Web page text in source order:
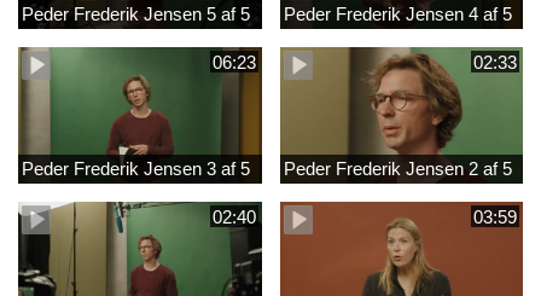
Peder Frederik Jensen 5 af 5 Peder Frederik Jensen 4 af 5
06:23
Peder Frederik Jensen 3 af 5
02:33
Peder Frederik Jensen 2 af 5
02:40 03:59